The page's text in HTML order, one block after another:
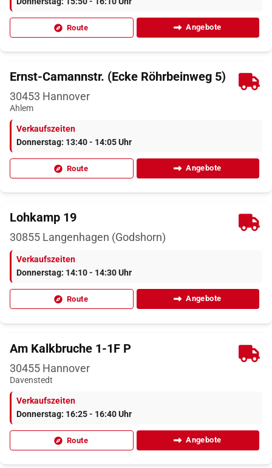
Route Angebote
Ernst-Camannstr. (Ecke Röhrbeinweg 5)
30453 Hannover
Ahlem
Verkaufszeiten
Donnerstag: 13:40 - 14:05 Uhr
Route Angebote
Lohkamp 19
30855 Langenhagen (Godshorn)
Verkaufszeiten
Donnerstag: 14:10 - 14:30 Uhr
Route Angebote
Am Kalkbruche 1-1F P
30455 Hannover
Davenstedt
Verkaufszeiten
Donnerstag: 16:25 - 16:40 Uhr
Route Angebote